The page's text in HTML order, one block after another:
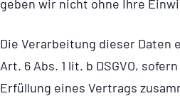
geben wir nicht ohne Ihre
Die Verarbeitung dieser Daten
Art. 6 Abs. 1 lit. b DSGVO,
Erfüllung eines Vertrags